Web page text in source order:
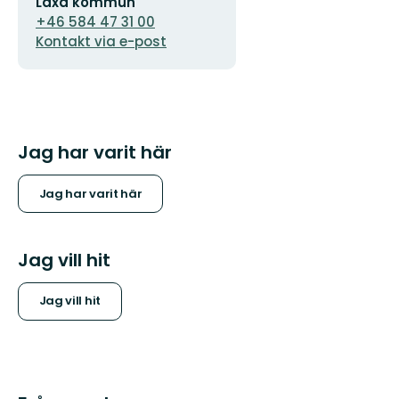
+46 584 47 31 00
Kontakt via e-post
Jag har varit här
Jag har varit här
Jag vill hit
Jag vill hit